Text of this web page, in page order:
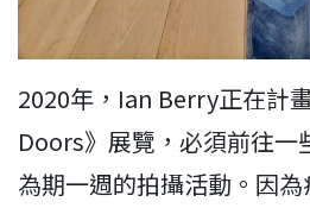
2020年，Ian Berry正在計
Doors》展覽，必須前往一
為期一週的拍攝活動。因為